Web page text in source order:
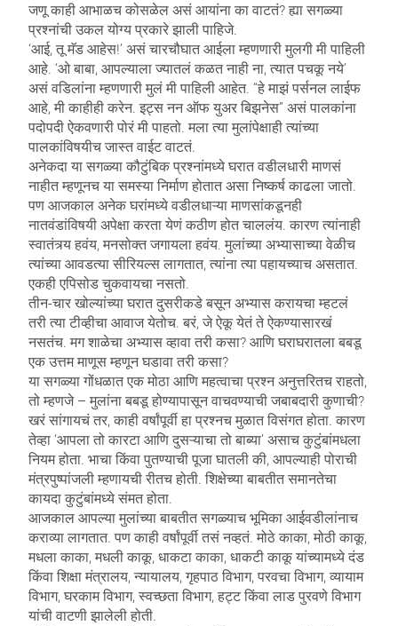
जणू काही आभाळच कोसळेल असं आयांना का वाटतं? ह्या सगळ्या
प्रश्नांची उकल योग्य प्रकारे झाली पाहिजे.
‘आई, तू मॅड आहेस!’ असं चारचौघात आईला म्हणणारी मुलगी मी पाहिली
आहे. ‘ओ बाबा, आपल्याला ज्यातलं कळत नाही ना, त्यात पचकू नये’
असं वडिलांना म्हणणारी मुलं मी पाहिली आहेत. “हे माझं पर्सनल लाईफ
आहे, मी काहीही करेन. इट्स नन ऑफ युअर बिझनेस” असं पालकांना
पदोपदी ऐकवणारी पोरं मी पाहतो. मला त्या मुलांपेक्षाही त्यांच्या
पालकांविषयीच जास्त वाईट वाटतं.
अनेकदा या सगळ्या कौटुंबिक प्रश्नांमध्ये घरात वडीलधारी माणसं
नाहीत म्हणूनच या समस्या निर्माण होतात असा निष्कर्ष काढला जातो.
पण आजकाल अनेक घरांमध्ये वडीलधाऱ्या माणसांकडूनही
नातवंडांविषयी अपेक्षा करता येणं कठीण होत चाललंय. कारण त्यांनाही
स्वातंत्र्य हवंय, मनसोक्त जगायला हवंय. मुलांच्या अभ्यासाच्या वेळीच
त्यांच्या आवडत्या सीरियल्स लागतात, त्यांना त्या पहायच्याच असतात.
एकही एपिसोड चुकवायचा नसतो.
तीन-चार खोल्यांच्या घरात दुसरीकडे बसून अभ्यास करायचा म्हटलं
तरी त्या टीव्हीचा आवाज येतोच. बरं, जे ऐकू येतं ते ऐकण्यासारखं
नसतंच. मग शाळेचा अभ्यास व्हावा तरी कसा? आणि घराघरातला बबडू
एक उत्तम माणूस म्हणून घडावा तरी कसा?
या सगळ्या गोंधळात एक मोठा आणि महत्वाचा प्रश्न अनुत्तरितच राहतो,
तो म्हणजे – मुलांना बबडू होण्यापासून वाचवण्याची जबाबदारी कुणाची?
खरं सांगायचं तर, काही वर्षांपूर्वी हा प्रश्नच मुळात विसंगत होता. कारण
तेव्हा ‘आपला तो कारटा आणि दुसऱ्याचा तो बाब्या’ असाच कुटुंबांमधला
नियम होता. भाचा किंवा पुतण्याची पूजा घातली की, आपल्याही पोराची
मंत्रपुष्पांजली म्हणायची रीतच होती. शिक्षेच्या बाबतीत समानतेचा
कायदा कुटुंबांमध्ये संमत होता.
आजकाल आपल्या मुलांच्या बाबतीत सगळ्याच भूमिका आईवडीलांनाच
कराव्या लागतात. पण काही वर्षांपूर्वी तसं नव्हतं. मोठे काका, मोठी काकू,
मधला काका, मधली काकू, धाकटा काका, धाकटी काकू यांच्यामध्ये दंड
किंवा शिक्षा मंत्रालय, न्यायालय, गृहपाठ विभाग, परवचा विभाग, व्यायाम
विभाग, घरकाम विभाग, स्वच्छता विभाग, हट्ट किंवा लाड पुरवणे विभाग
यांची वाटणी झालेली होती.